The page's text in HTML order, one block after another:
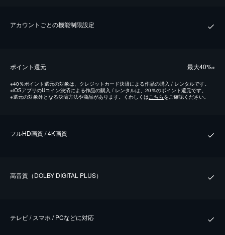
アカウントごとの機能制限設定
ポイント還元 最⼤40%※
※40％ポイント還元の対象は、クレジットカード決済による作品の購入 / レンタルです。
※iOSアプリのUコイン決済による作品の購入 / レンタルは、20％のポイント還元です。
※還元の対象外となる決済方法や商品があります。くわしくはこちらをご確認ください。
フルHD画質 / 4K画質
⾼⾳質（DOLBY DIGITAL PLUS）
テレビ / スマホ / PCなどに対応